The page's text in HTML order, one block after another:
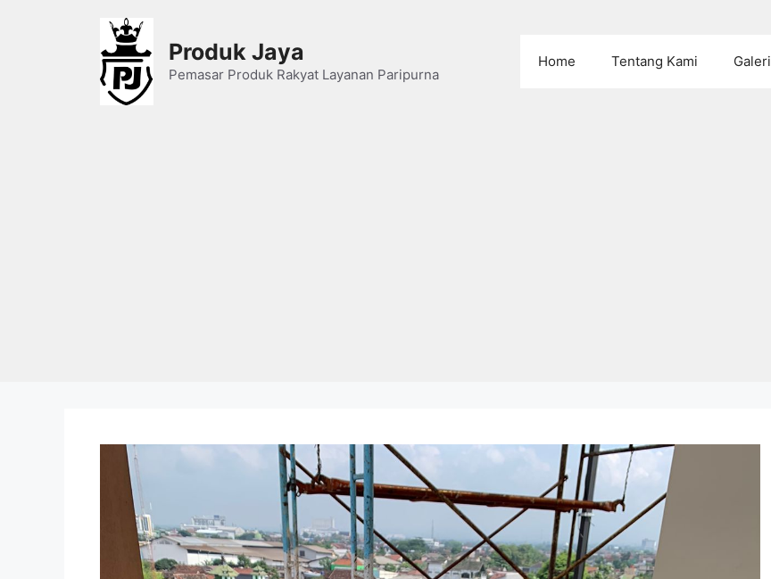
Produk Jaya
Pemasar Produk Rakyat Layanan Paripurna
Home Tentang Kami Galeri